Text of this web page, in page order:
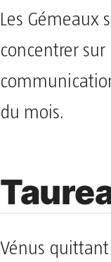
Les Gémeaux
concentrer
du mois.
Vénus